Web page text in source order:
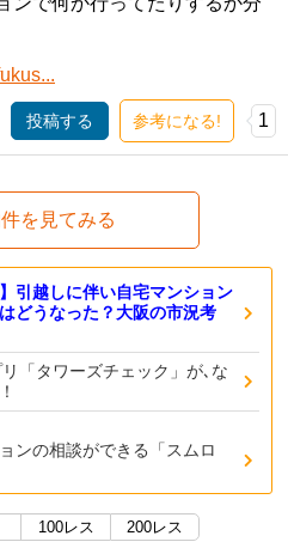
投稿する 参考になる! 1
を見てみる
引越しに伴い自宅マンション
どうなった？大阪の市況考
「タワーズチェック」が､な
ンの相談ができる「スムロ
100レス 200レス